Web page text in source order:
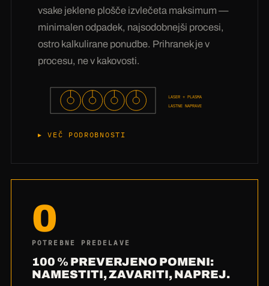
vrednost je v svetovanju: iz več kot 3 milijonov
stiskanj vemo,
kateri material v vašem
in povedali vam bomo, iz česa naj bo vaše
krilce.
vsake jeklene plošče izvlečeta maksimum —
minimalen odpadek, najsodobnejši procesi,
ostro kalkulirane ponudbe. Prihranek je v
procesu, ne v kakovosti.
LASER + PLASMA
LASTNE NAPRAVE
VEČ PODROBNOSTI
zunanjih izvajalcev in brez čakanja pri
dobavitelju. Programska oprema za gnezdenje
polaga vaše ronde na ploščo tako tesno, da
velik denar. In najbolj pošten račun pride na
0
POTREBNE PREDELAVE
100 % PREVERJENO POMENI:
NAMESTITI, ZAVARITI, NAPREJ.